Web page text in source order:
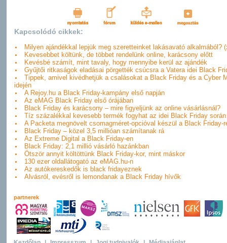
Kapcsolódó cikkek:
Milyen ajándékkal lepjük meg szeretteinket lakásavató alkalmából?
Kevesebbet költünk, de többet rendelünk online, karácsony előtt
Kevésbé számít, mint tavaly, hogy mennyibe kerül az ajándék
Gyűjtői ritkaságok eladásai pörgették csúcsra a Vatera idei Black
Tippek, amivel kivédhetjük a csalásokat a Black Friday és a Cyber
idején
A Rejoy.hu a Black Friday-kampány első napján
Az eMAG Black Friday első órájában
Black Friday és karácsony – mire figyeljünk az online vásárlásnál?
Tíz százalékkal kevesebb termék fogyhat az idei Black Friday során
A Packeta megnövelt csomagméret-opcióval készül a Black Friday-
Black Friday – közel 3,5 millióan számítanak rá
Az Extreme Digital a Black Friday-en
Black Friday: 2,1 millió vásárló hazánkban
Ötször annyit költöttünk Black Friday-kor, mint máskor
130 ezer oldallátogató az eMAG.hu-n
Az autókereskedők is black fridayeznek
Alvásról, evésről is lemondanak a Black Friday hívők
partnerek